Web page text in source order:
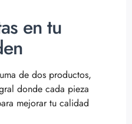
en tu
de dos productos,
donde cada pieza
mejorar tu calidad